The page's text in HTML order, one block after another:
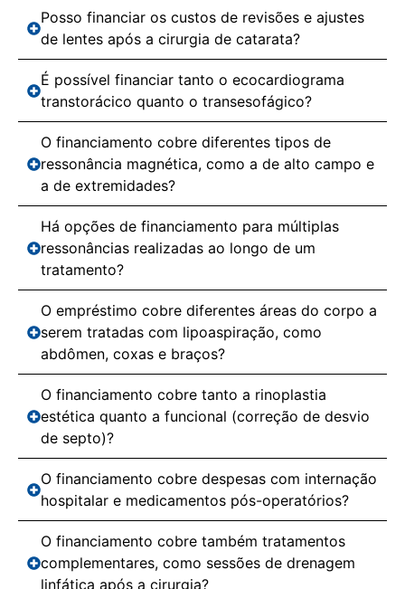
Posso financiar os custos de revisões e ajustes
de lentes após a cirurgia de catarata?
É possível financiar tanto o ecocardiograma
transtorácico quanto o transesofágico?
O financiamento cobre diferentes tipos de
ressonância magnética, como a de alto campo e
a de extremidades?
Há opções de financiamento para múltiplas
ressonâncias realizadas ao longo de um
tratamento?
O empréstimo cobre diferentes áreas do corpo a
serem tratadas com lipoaspiração, como
abdômen, coxas e braços?
O financiamento cobre tanto a rinoplastia
estética quanto a funcional (correção de desvio
de septo)?
O financiamento cobre despesas com internação
hospitalar e medicamentos pós-operatórios?
O financiamento cobre também tratamentos
complementares, como sessões de drenagem
linfática após a cirurgia?